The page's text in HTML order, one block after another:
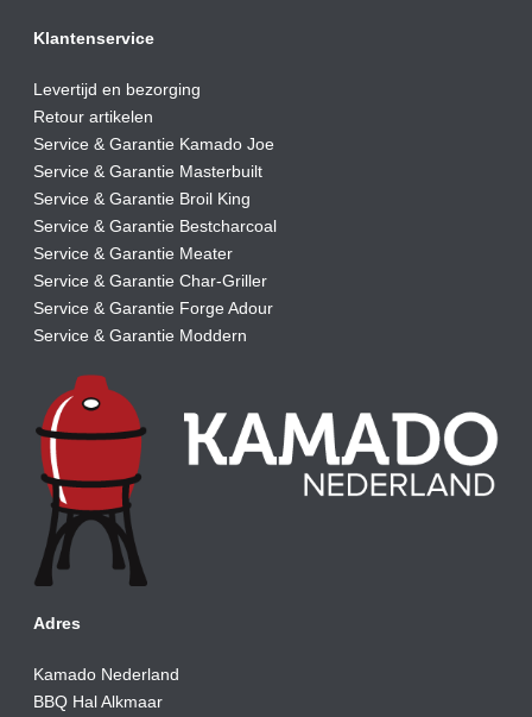
Klantenservice
Levertijd en bezorging
Retour artikelen
Service & Garantie Kamado Joe
Service & Garantie Masterbuilt
Service & Garantie Broil King
Service & Garantie Bestcharcoal
Service & Garantie Meater
Service & Garantie Char-Griller
Service & Garantie Forge Adour
Service & Garantie Moddern
Adres
Kamado Nederland
BBQ Hal Alkmaar